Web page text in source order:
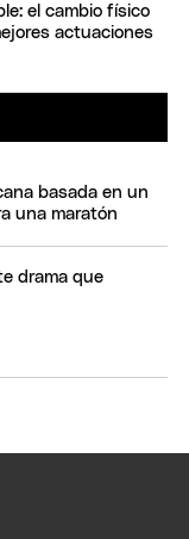
el cambio físico
actuaciones
basada en un
una maratón
drama que